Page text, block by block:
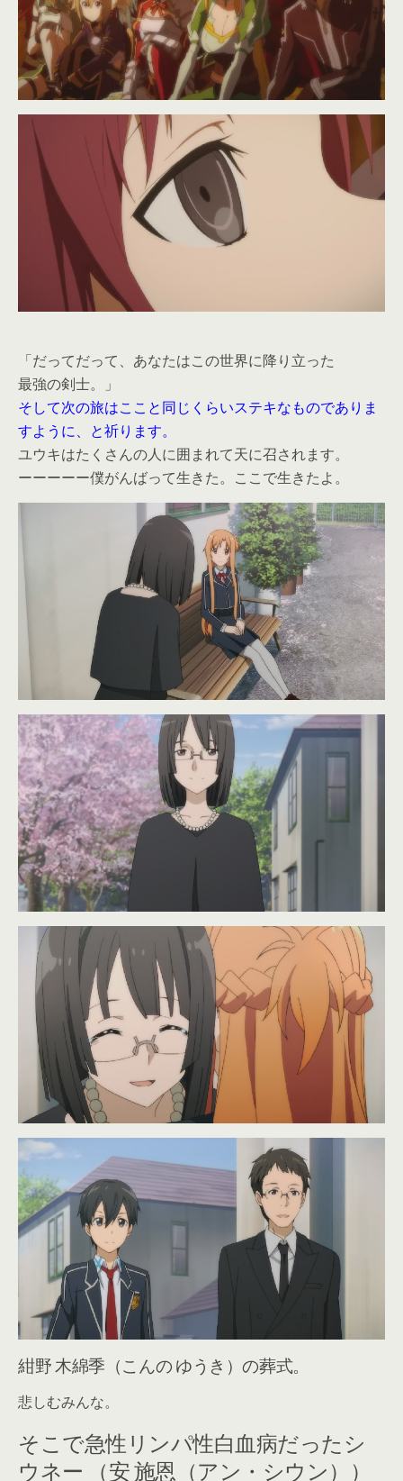
「だってだって、あなたはこの世界に降り立った
最強の剣士。」
そして次の旅はここと同じくらいステキなものでありま
すように、と祈ります。
ユウキはたくさんの人に囲まれて天に召されます。
ーーーーー僕がんばって生きた。ここで生きたよ。
紺野 木綿季（こんの ゆうき）の葬式。
悲しむみんな。
そこで急性リンパ性白血病だったシ
ウネー （安 施恩（アン・シウン））